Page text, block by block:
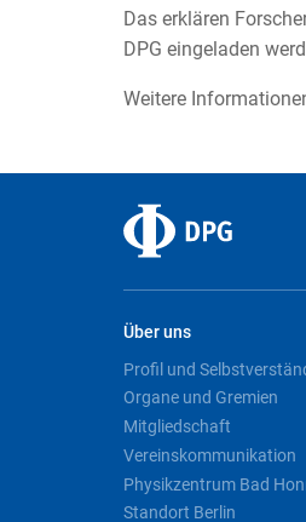
Das erklären
DPG eingeladen
Weitere
Über uns
Profil und
Organe und Gremien
Mitgliedschaft
Vereinskommunikation
Physikzentrum Bad
Standort Berlin